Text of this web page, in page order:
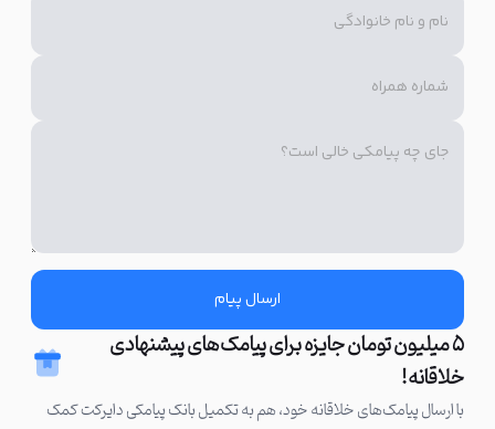
رعایت چند نکته مهم ضروری است:
احساس قدردانی و احترام را منتقل کنید
اولین و مهم‌ترین اصل در نوشتن پیامک تبریک شب یلدا، انتقال حس
ارزشمندی است. نشان دهید که این شب برای شما فرصتی برای
یک دقیقه بیشتر با هم بودن را باید جشن گرفت.
شب یلدا مبارک
(نام برند) همراه شماست.
ارسال پیام
۵ میلیون تومان جایزه برای پیامک‌های پیشنهادی
خلاقانه!
با ارسال پیامک‌های خلاقانه خود، هم به تکمیل بانک پیامکی دایرکت کمک